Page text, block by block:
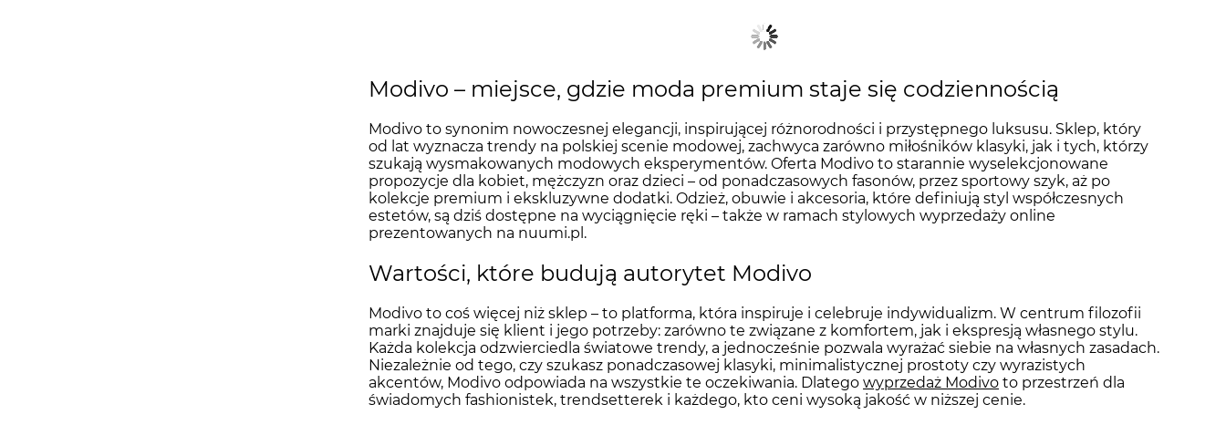
Modivo – miejsce, gdzie moda premium staje się codziennością
Modivo to synonim nowoczesnej elegancji, inspirującej różnorodności i przystępnego luksusu. Sklep, który
od lat wyznacza trendy na polskiej scenie modowej, zachwyca zarówno miłośników klasyki, jak i tych, którzy
szukają wysmakowanych modowych eksperymentów. Oferta Modivo to starannie wyselekcjonowane
propozycje dla kobiet, mężczyzn oraz dzieci – od ponadczasowych fasonów, przez sportowy szyk, aż po
kolekcje premium i ekskluzywne dodatki. Odzież, obuwie i akcesoria, które definiują styl współczesnych
estetów, są dziś dostępne na wyciągnięcie ręki – także w ramach stylowych wyprzedaży online
prezentowanych na nuumi.pl.
Wartości, które budują autorytet Modivo
Modivo to coś więcej niż sklep – to platforma, która inspiruje i celebruje indywidualizm. W centrum filozofii
marki znajduje się klient i jego potrzeby: zarówno te związane z komfortem, jak i ekspresją własnego stylu.
Każda kolekcja odzwierciedla światowe trendy, a jednocześnie pozwala wyrażać siebie na własnych zasadach.
Niezależnie od tego, czy szukasz ponadczasowej klasyki, minimalistycznej prostoty czy wyrazistych
akcentów, Modivo odpowiada na wszystkie te oczekiwania. Dlatego wyprzedaż Modivo to przestrzeń dla
świadomych fashionistek, trendsetterek i każdego, kto ceni wysoką jakość w niższej cenie.